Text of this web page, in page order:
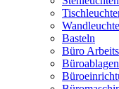
Basteln
Büro
Büroablagen